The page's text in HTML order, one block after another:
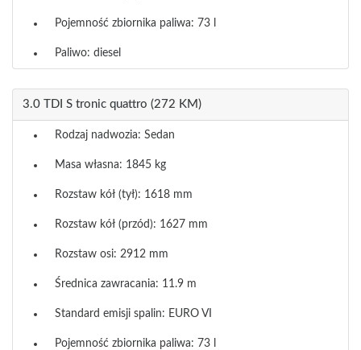
Pojemność zbiornika paliwa: 73 l
Paliwo: diesel
3.0 TDI S tronic quattro (272 KM)
Rodzaj nadwozia: Sedan
Masa własna: 1845 kg
Rozstaw kół (tył): 1618 mm
Rozstaw kół (przód): 1627 mm
Rozstaw osi: 2912 mm
Średnica zawracania: 11.9 m
Standard emisji spalin: EURO VI
Pojemność zbiornika paliwa: 73 l